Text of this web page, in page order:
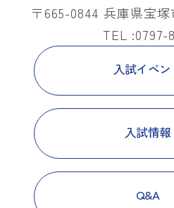
〒665-0844 兵庫県宝
TEL :0797-
入試イベン
入試情報
Q&A